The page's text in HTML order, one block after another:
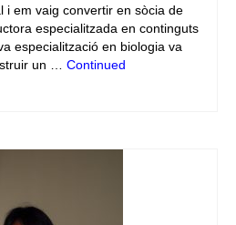
i em vaig convertir en sòcia de
especialitzada en continguts
especialització en biologia va
un … Continued